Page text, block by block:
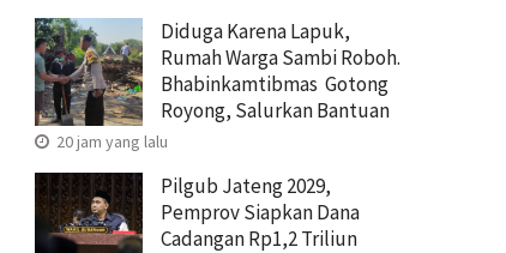
Diduga Karena Lapuk,
Rumah Warga Sambi Roboh.
Bhabinkamtibmas Gotong
Royong, Salurkan Bantuan
20 jam yang lalu
Pilgub Jateng 2029,
Pemprov Siapkan Dana
Cadangan Rp1,2 Triliun